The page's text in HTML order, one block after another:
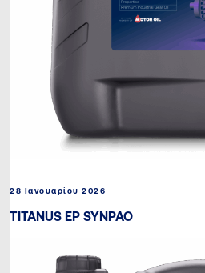
28 Ιανουαρίου 2026
TITANUS EP SYNPAO